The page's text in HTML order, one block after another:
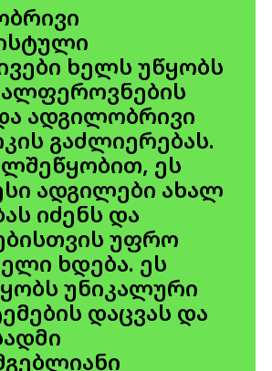
ხელს უწყობს
ადგილობრივი
გაძლიერებას.
ეს
ადგილები ახალ
იძენს და
უფრო
ხდება. ეს
უნიკალური
დაცვას და